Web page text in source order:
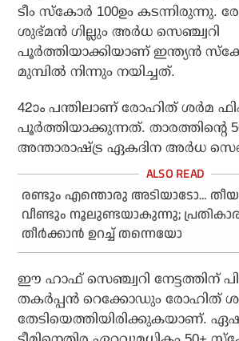
ടീം സ്‌കോര്‍ 100ഉം കടന്നിരുന്നു.
ശുഭ്മന്‍ ഗില്ലും അര്‍ധ സെഞ്ച്വറി
പൂര്‍ത്തിയാക്കിയാണ് ഇന്ത്യന്‍
മുമ്പില്‍ നിന്നും നയിച്ചത്.
42ാം പന്തിലാണ് രോഹിത് ശര്‍മ
പൂര്‍ത്തിയാക്കുന്നത്. താരത്തിന്റെ
അന്താരാഷ്ട്ര ഏകദിന അര്‍ധ
രണ്ടും എന്തൊരു അടിയാടോ…
വീണ്ടും നൂലുണ്ടയാകുന്നു;
തീര്‍ക്കാന്‍ ഉറച്ച് തന്നെയോ
ഈ ഹാഫ് സെഞ്ച്വറി നേട്ടത്തിന്
തകര്‍പ്പന്‍ റെക്കോഡും രോഹിത്
തേടിയെത്തിയിരിക്കുകയാണ്.